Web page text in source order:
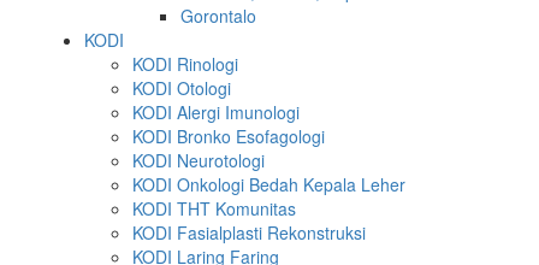
Gorontalo
KODI
KODI Rinologi
KODI Otologi
KODI Alergi Imunologi
KODI Bronko Esofagologi
KODI Neurotologi
KODI Onkologi Bedah Kepala Leher
KODI THT Komunitas
KODI Fasialplasti Rekonstruksi
KODI Laring Faring